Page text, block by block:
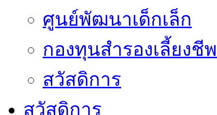
ศูนย์พัฒนาเด็กเล็ก
กองทุนสำรองเลี้ยงชีพ
สวัสดิการ
สวัสดิการ